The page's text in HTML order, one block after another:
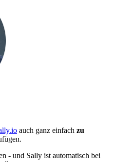
auch ganz einfach zu
- und Sally ist automatisch bei